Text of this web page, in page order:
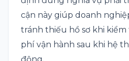
cận này giúp doanh
tránh thiếu hồ sơ khi kiểm
phí vận hành sau khi hệ